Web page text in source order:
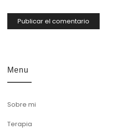
Menu
Sobre mi
Terapia